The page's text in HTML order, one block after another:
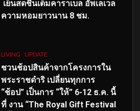
เย็นสดชื่นเต็มคาราเบล อัพเลเวล
ความหอมยาวนาน 8 ชม.
LIVING UPDATE
ชวนช้อปสินค้าจากโครงการใน
พระราชดำริ เปลี่ยนทุกการ
“ช้อป” เป็นการ “ให้” 6-12 ธ.ค. นี้
ที่ งาน “The Royal Gift Festival